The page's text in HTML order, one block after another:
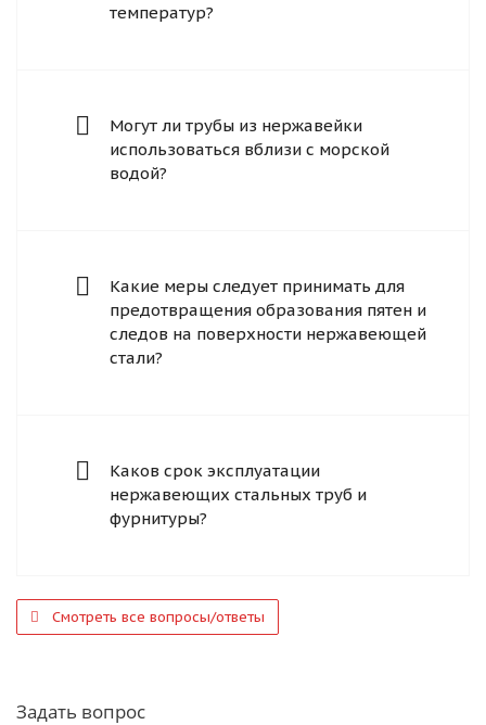
температур?
Могут ли трубы из нержавейки
использоваться вблизи с морской
водой?
Какие меры следует принимать для
предотвращения образования пятен и
следов на поверхности нержавеющей
стали?
Каков срок эксплуатации
нержавеющих стальных труб и
фурнитуры?
Смотреть все вопросы/ответы
Задать вопрос